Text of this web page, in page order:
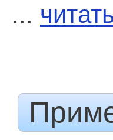
...